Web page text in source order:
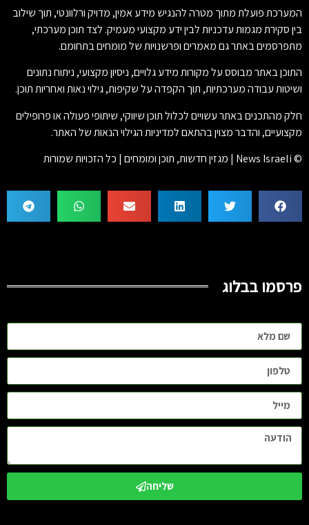
המערכת פועלת מתוך מטרה להנגיש מידע אמין, מדויק ורלוונטי, תוך שילוב
בין סקירת מגמות עדכניות לבין ידע מקצועי מעמיק. לצד תוכן מערכתי,
מתפרסמים באתר גם מאמרים ופרשנויות של מומחים בתחומם.
התוכן באתר מבוסס על מקורות מידע גלויים, ניסיון מקצועי, ניתוח נתונים
ושיטות עבודה מערכתיות, תוך הקפדה על שקיפות, גילוי נאות ואחריות תוכן.
חלק מהתכנים באתר עשויים לכלול תוכן שיווקי, שיתופי פעולה או פרופילים
מקצועיים, והדבר מצוין בהתאם למדיניות הגילוי הנאות של האתר.
© News Israeli | מגזין חדשות, תוכן ומומחים | כל הזכויות שמורות
פרסמו בבלוג
שליחה